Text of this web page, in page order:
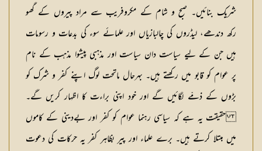
شریک بنائیں۔ صبح و شام کے مکروفریب سے مراد پیروں کے گھو
رکھ دندھے، لیڈروں کی چالبازیاں اور علمائے سوء کی بدعات و رسومات
ہیں جن کے لیے سیاست دان سیاست اور مذہبی پیشوا مذہب کے نام
پر عوام کو قابو میں رکھتے ہیں۔ بہرحال ماتحت لوگ اپنے کفر و شرک کو
بڑوں کے ذمّے لگائیں گے اور خود اپنی براءت کا اظہار کریں گے۔
حقیقت یہ ہے کہ سیاسی رہنما عوام کو کفر اور بےدینی کے کاموں
میں مبتلا کرتے ہیں۔ برے علماء اور پیر بظاہر کفر یہ حرکات کی دعوت